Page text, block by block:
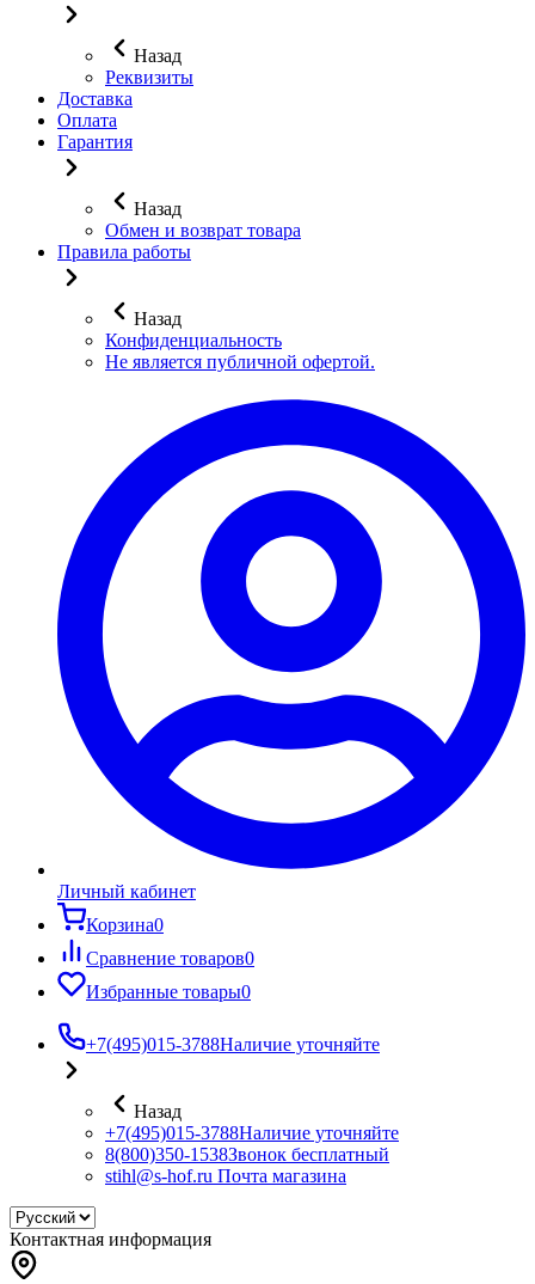
Назад
Реквизиты
Доставка
Оплата
Гарантия
Назад
Обмен и возврат товара
Правила работы
Назад
Конфиденциальность
Не является публичной офертой.
Личный кабинет
Корзина0
Сравнение товаров0
Избранные товары0
+7(495)015-3788Наличие уточняйте
Назад
+7(495)015-3788Наличие уточняйте
8(800)350-1538Звонок бесплатный
stihl@s-hof.ru Почта магазина
Контактная информация